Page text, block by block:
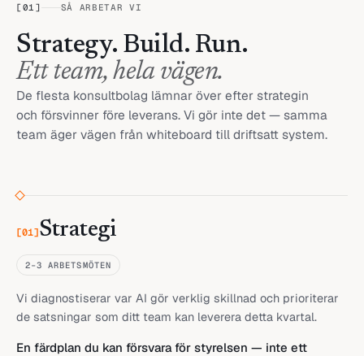
[ 01 ] SÅ ARBETAR VI
Strategy. Build. Run.
Ett team, hela vägen.
De flesta konsultbolag lämnar över efter strategin
och försvinner före leverans. Vi gör inte det — samma
team äger vägen från whiteboard till driftsatt system.
[01]Strategi
2–3 ARBETSMÖTEN
Vi diagnostiserar var AI gör verklig skillnad och prioriterar
de satsningar som ditt team kan leverera detta kvartal.
En färdplan du kan försvara för styrelsen — inte ett